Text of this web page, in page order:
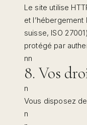
Le site utilise
et
suisse, ISO
protégé par
nn
8. Vos
n
Vous disposez
n